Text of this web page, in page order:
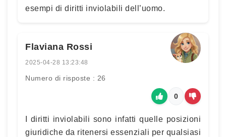
esempi di diritti inviolabili dell’uomo.
Flaviana Rossi
2025-04-28 13:23:48
Numero di risposte : 26
0
I diritti inviolabili sono infatti quelle posizioni
giuridiche da ritenersi essenziali per qualsiasi